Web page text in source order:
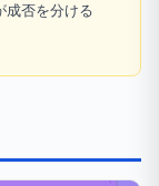
成否を分ける